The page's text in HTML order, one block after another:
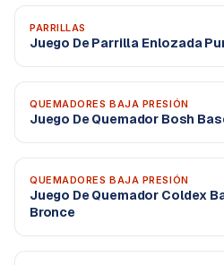
PARRILLAS
Juego De Parrilla Enlozada
QUEMADORES BAJA PRESIÓN
Juego De Quemador Bosh
QUEMADORES BAJA PRESIÓN
Juego De Quemador Coldex
Bronce